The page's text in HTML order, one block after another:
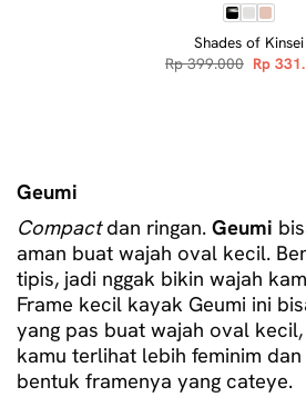
Shades of Kinsei
Rp399.000 Original
price
Rp
Geumi
Compactdan ringan. Geumi
aman buat wajah oval kecil.
tipis, jadi nggak bikin wajah
Frame kecil kayak Geumi ini
yang pas buat wajah oval
kamu terlihat lebih feminim dan
bentuk framenya yang cateye.